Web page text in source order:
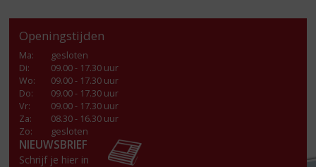
Openingstijden
Ma:
gesloten
Di:
09.00 - 17.30 uur
Wo:
09.00 - 17.30 uur
Do:
09.00 - 17.30 uur
Vr:
09.00 - 17.30 uur
Za:
08.30 - 16.30 uur
Zo:
gesloten
NIEUWSBRIEF
Schrijf je hier in